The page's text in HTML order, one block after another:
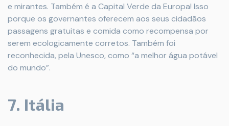
e mirantes. Também é a Capital Verde da Europa! Isso
porque os governantes oferecem aos seus cidadãos
passagens gratuitas e comida como recompensa por
serem ecologicamente corretos. Também foi
reconhecida, pela Unesco, como “a melhor água potável
do mundo”.
7. Itália